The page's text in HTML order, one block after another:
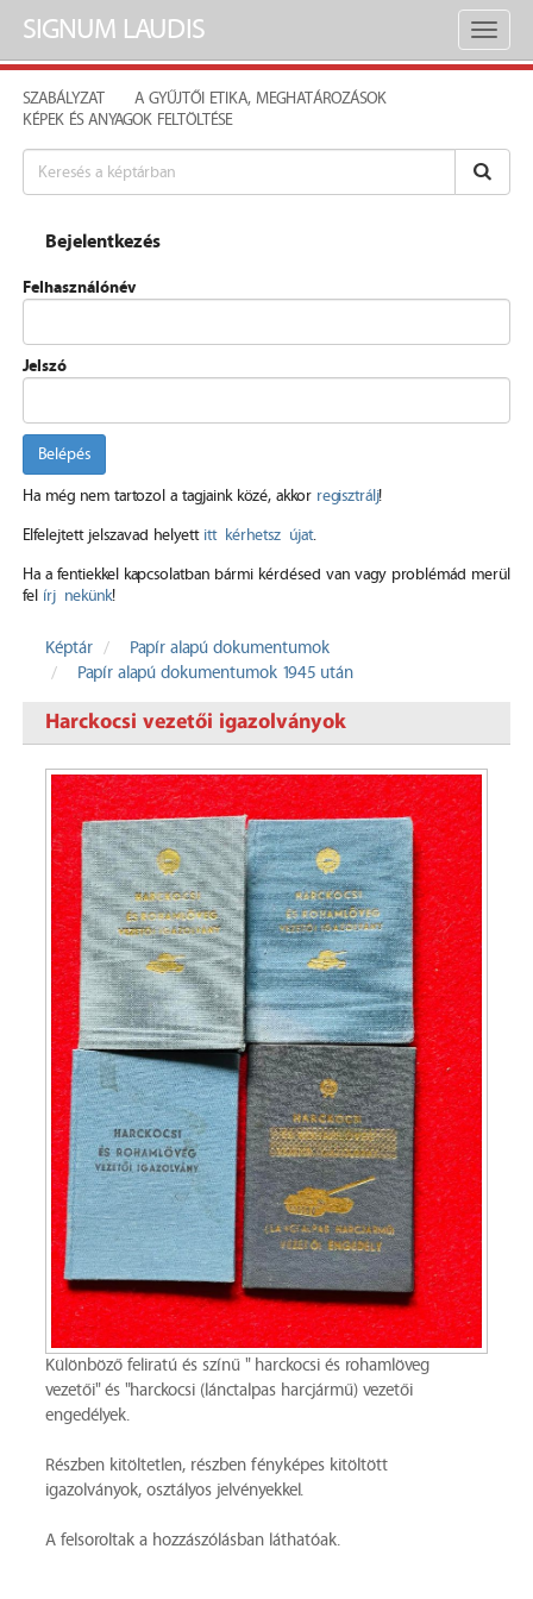
Toggle
SIGNUM LAUDIS
SZABÁLYZAT
A GYŰJTŐI ETIKA, MEGHATÁROZÁSOK
KÉPEK ÉS ANYAGOK FELTÖLTÉSE
Bejelentkezés
Felhasználónév
Jelszó
Belépés
Ha még nem tartozol a tagjaink közé, akkor regisztrálj!
Elfelejtett jelszavad helyett itt kérhetsz újat.
Ha a fentiekkel kapcsolatban bármi kérdésed van vagy problémád merül
fel írj nekünk!
Képtár
Papír alapú dokumentumok
Papír alapú dokumentumok 1945 után
Harckocsi vezetői igazolványok
Különböző feliratú és színű " harckocsi és rohamlöveg
vezetői" és "harckocsi (lánctalpas harcjármű) vezetői
engedélyek.
Részben kitöltetlen, részben fényképes kitöltött
igazolványok, osztályos jelvényekkel.
A felsoroltak a hozzászólásban láthatóak.